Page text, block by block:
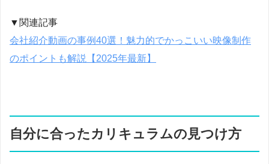
▼関連記事
会社紹介動画の事例40選！魅力的でかっこいい映像制作
のポイントも解説【2025年最新】
自分に合ったカリキュラムの見つけ方